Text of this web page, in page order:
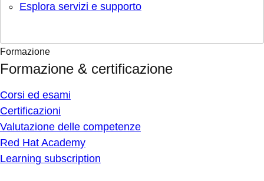
Esplora servizi e supporto
Formazione
Formazione & certificazione
Corsi ed esami
Certificazioni
Valutazione delle competenze
Red Hat Academy
Learning subscription